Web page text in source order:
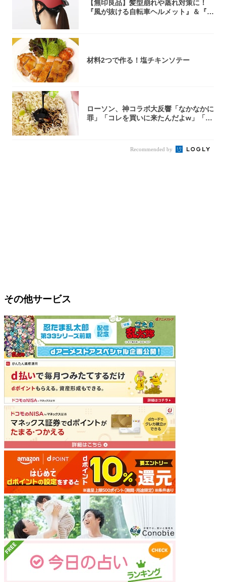
【無印良品】髪型崩れや蒸れ対策に！
『風が抜ける自転車ヘルメット』＆『2
材料2つで作る！塩チキンソテー
ローソン、神コラボ大反響「なかなかに
罪」「コレを買いに来たんだよw」「３
Recommended by
その他サービス